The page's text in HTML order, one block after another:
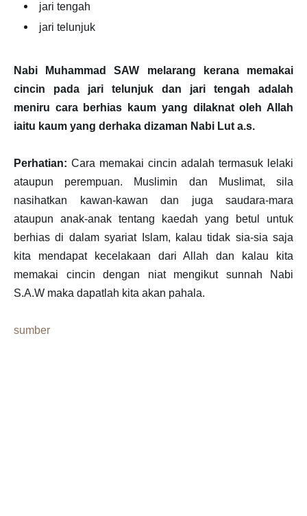
jari tengah
jari telunjuk
Nabi Muhammad SAW melarang kerana memakai
cincin pada jari telunjuk dan jari tengah adalah
meniru cara berhias kaum yang dilaknat oleh Allah
iaitu kaum yang derhaka dizaman Nabi Lut a.s.
Perhatian: Cara memakai cincin adalah termasuk lelaki
ataupun perempuan. Muslimin dan Muslimat, sila
nasihatkan kawan-kawan dan juga saudara-mara
ataupun anak-anak tentang kaedah yang betul untuk
berhias di dalam syariat Islam, kalau tidak sia-sia saja
kita mendapat kecelakaan dari Allah dan kalau kita
memakai cincin dengan niat mengikut sunnah Nabi
S.A.W maka dapatlah kita akan pahala.
sumber